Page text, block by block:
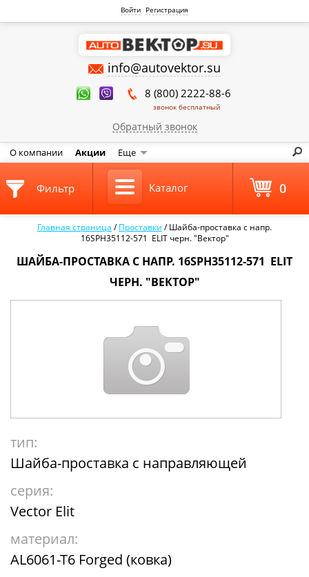
Войти Регистрация
info@autovektor.su
8 (800) 2222-88-6
звонок бесплатный
Обратный звонок
О компании Акции Еще
Главная страница /Проставки /Шайба-проставка с напр.
16SPH35112-571 ELIT черн. "Вектор"
ШАЙБА-ПРОСТАВКА С НАПР. 16SPH35112-571 ELIT
ЧЕРН. "ВЕКТОР"
тип:
Шайба-проставка с направляющей
серия:
Vector Elit
материал:
AL6061-T6 Forged (ковка)
Фильтр Каталог 0